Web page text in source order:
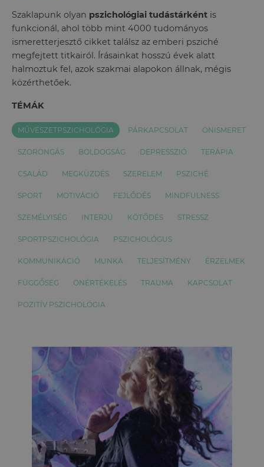
Szaklapunk olyan pszichológiai tudástárként is
funkcionál, ahol több mint 4000 tudományos
ismeretterjesztő cikket találsz az emberi psziché
megfejtett titkairól. Írásainkat hosszú évek alatt
halmoztuk fel, azok szakmai alapokon állnak, mégis
közérthetőek.
TÉMÁK
MŰVÉSZETPSZICHOLÓGIA PÁRKAPCSOLAT ÖNISMERET
SZORONGÁS BOLDOGSÁG DEPRESSZIÓ TERÁPIA
CSALÁD MEGKÜZDÉS SZERELEM PSZICHÉ
SPORT MOTIVÁCIÓ FEJLŐDÉS MINDFULNESS
SZEMÉLYISÉG INTERJÚ KÖTŐDÉS STRESSZ
SPORTPSZICHOLÓGIA PSZICHOLÓGUS
KOMMUNIKÁCIÓ MUNKA TELJESÍTMÉNY ÉRZELMEK
FÜGGŐSÉG ÖNÉRTÉKELÉS TRAUMA KAPCSOLAT
POZITÍV PSZICHOLÓGIA